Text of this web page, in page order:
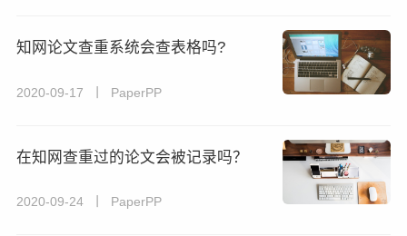
知网论文查重系统会查表格吗?
2020-09-17 丨 PaperPP
在知网查重过的论文会被记录吗？
2020-09-24 丨 PaperPP